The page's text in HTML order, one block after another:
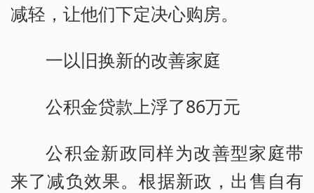
减轻，让他们下定决心购房。
一以旧换新的改善家庭
公积金贷款上浮了86万元
公积金新政同样为改善型家庭带
来了减负效果。根据新政，出售自有